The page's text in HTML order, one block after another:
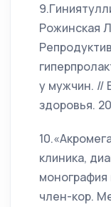
Рожинская
у мужчин. //
здоровья.
клиника,
член-кор.